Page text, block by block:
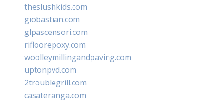
theslushkids.com
giobastian.com
glpascensori.com
rifloorepoxy.com
woolleymillingandpaving.com
uptonpvd.com
2troublegrill.com
casateranga.com